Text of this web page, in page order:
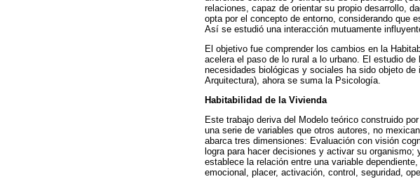
relaciones, capaz de orientar su propio desarrollo,
opta por el concepto de entorno, considerando que
Así se estudió una interacción mutuamente
El objetivo fue comprender los cambios en la
acelera el paso de lo rural a lo urbano. El estudio
necesidades biológicas y sociales ha sido objeto
Arquitectura), ahora se suma la Psicología.
Habitabilidad de la Vivienda
Este trabajo deriva del Modelo teórico construido
una serie de variables que otros autores, no
abarca tres dimensiones: Evaluación con visión
logra para hacer decisiones y activar su
establece la relación entre una variable
emocional, placer, activación, control, seguridad,